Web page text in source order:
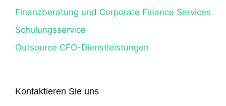
Finanzberatung und Corporate Finance Services
Schulungsservice
Outsource CFO-Dienstleistungen
Kontaktieren Sie uns